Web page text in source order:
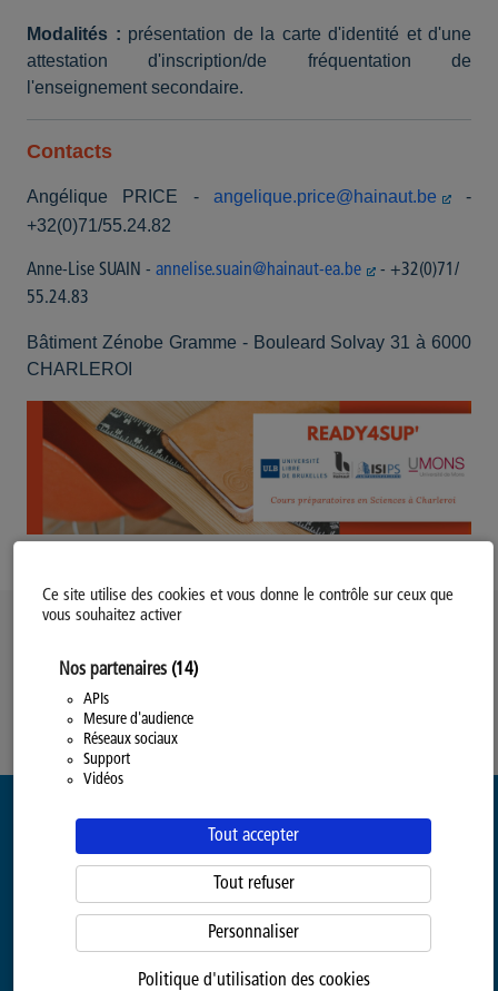
Ce site utilise des cookies et vous donne le contrôle sur ceux que
vous souhaitez activer
Nos partenaires (14)
APIs
Mesure d'audience
Réseaux sociaux
Support
Vidéos
Tout accepter
Tout refuser
Personnaliser
Politique d'utilisation des cookies
Modalités : présentation de la carte d'identité et d'une
attestation d'inscription/de fréquentation de
l'enseignement secondaire.
Contacts
Angélique PRICE - angelique.price@hainaut.be
-
+32(0)71/55.24.82
Anne-Lise SUAIN - annelise.suain@hainaut-ea.be
- +32(0)71/
55.24.83
Bâtiment Zénobe Gramme - Bouleard Solvay 31 à 6000
CHARLEROI
Modifiez votre consentement
Politique Générale de Confidentialité